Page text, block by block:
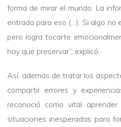
forma de mirar el mundo. La
entrada para eso (…). Si algo no
pero logra tocarte
hay que preservar”, explicó.
Así, además de tratar los
compartir errores y
reconoció como vital
situaciones inesperadas para